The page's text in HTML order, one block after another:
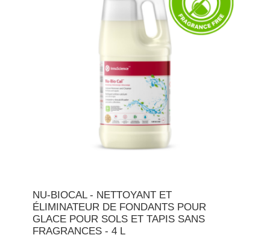
NU-BIOCAL - NETTOYANT ET
ÉLIMINATEUR DE FONDANTS POUR
GLACE POUR SOLS ET TAPIS SANS
FRAGRANCES - 4 L